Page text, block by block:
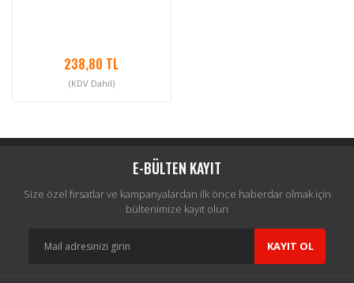
238,80 TL
(KDV Dahil)
E-BÜLTEN KAYIT
Size özel fırsatlar ve kampanyalardan ilk önce haberdar olmak için
bültenimize kayıt olun
KAYIT OL